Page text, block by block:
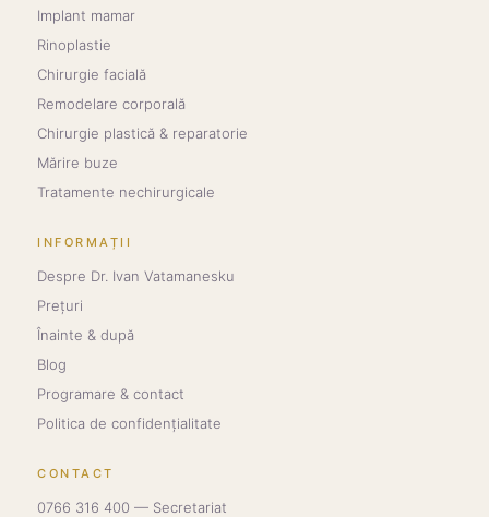
Implant mamar
Rinoplastie
Chirurgie facială
Remodelare corporală
Chirurgie plastică & reparatorie
Mărire buze
Tratamente nechirurgicale
INFORMAȚII
Despre Dr. Ivan Vatamanesku
Prețuri
Înainte & după
Blog
Programare & contact
Politica de confidențialitate
CONTACT
0766 316 400 — Secretariat